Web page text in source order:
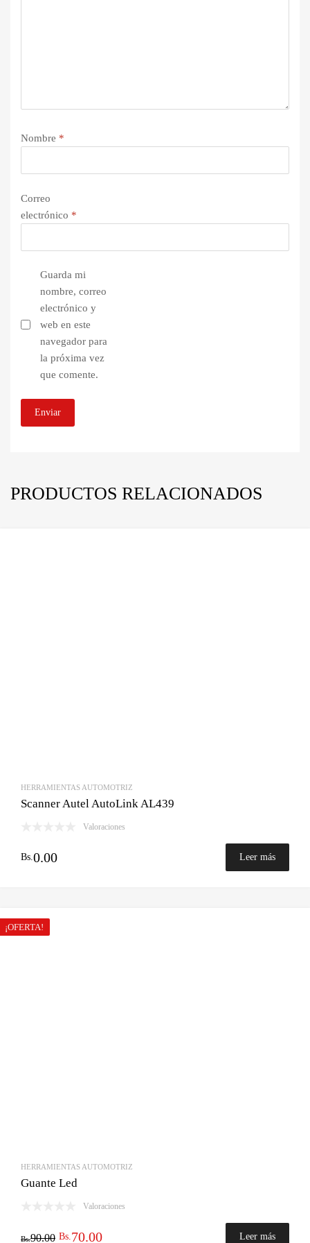
Nombre *
Correo
electrónico *
Guarda mi
nombre, correo
electrónico y
web en este
navegador para
la próxima vez
que comente.
PRODUCTOS RELACIONADOS
HERRAMIENTAS AUTOMOTRIZ
Scanner Autel AutoLink AL439
Valoraciones
Bs.0.00 Leer más
¡OFERTA!
HERRAMIENTAS AUTOMOTRIZ
Guante Led
Valoraciones
Bs.90.00 El
Bs. 70.00El
Leer más